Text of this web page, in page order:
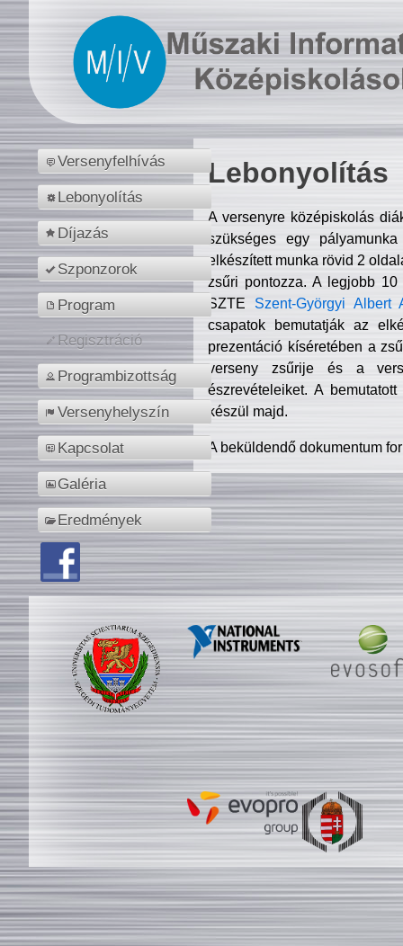
Versenyfelhívás
Lebonyolítás
Díjazás
Szponzorok
Program
Regisztráció
Programbizottság
Versenyhelyszín
Kapcsolat
Galéria
Eredmények
Lebonyolítás
A versenyre középiskolás
szükséges egy
elkészített munka rövid 2
zsűri pontozza. A legjobb
SZTE Szent-Györgyi Albert
csapatok bemutatják az
prezentáció kíséretében a
verseny zsűrije és a
észrevételeiket. A
készül majd.
A beküldendő dokumentum